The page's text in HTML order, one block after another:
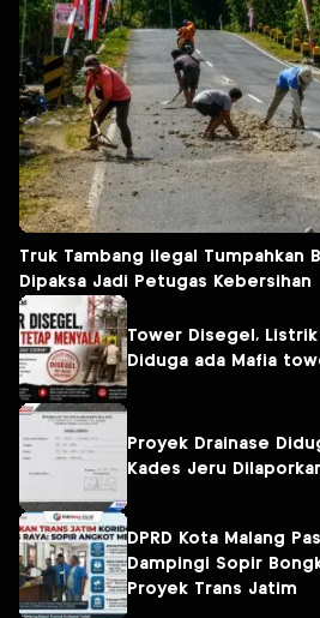
Truk Tambang ilegal Tumpahkan
Dipaksa Jadi Petugas Kebersihan
Tower Disegel, Listrik Tetap Menyala:
Diduga ada Mafia
Proyek Drainase
Kades Jeru
DPRD Kota Malang
Dampingi Sopir
Proyek Trans Jatim